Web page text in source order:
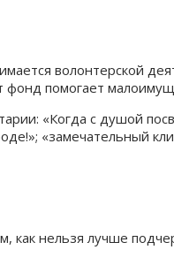
волонтерской
фонд помогает
«Когда с душой
«замечательный
как нельзя лучше